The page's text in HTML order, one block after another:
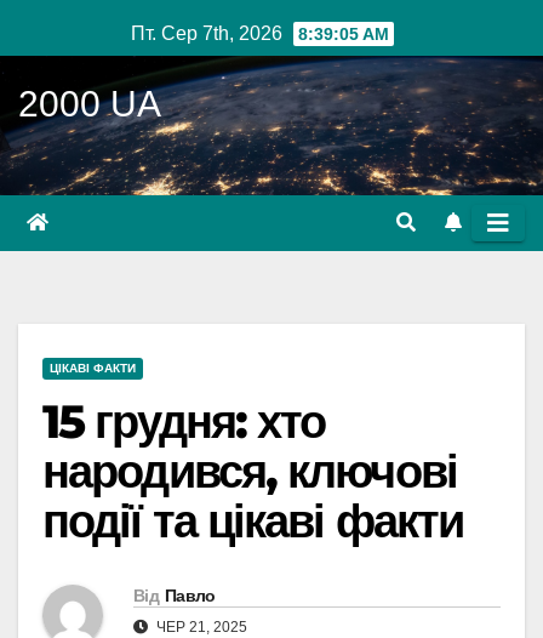
до
вмісту
Пт. Сер 7th, 2026 8:39:06 AM
2000 UA
ЦІКАВІ ФАКТИ
15 грудня: хто
народився, ключові
події та цікаві факти
Від Павло
ЧЕР 21, 2025